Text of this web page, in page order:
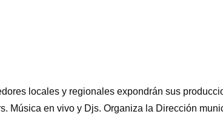
locales y regionales expondrán sus
Música en vivo y Djs. Organiza la Dirección